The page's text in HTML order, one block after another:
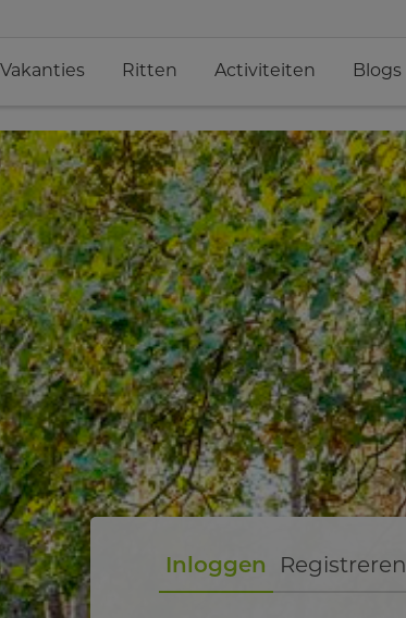
Vakanties Ritten Activiteiten Blogs
Inloggen Registreren